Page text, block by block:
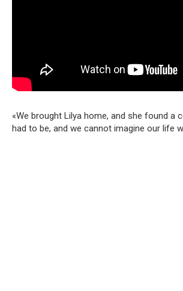
«We brought Lilya home, and she found a
had to be, and we cannot imagine our life